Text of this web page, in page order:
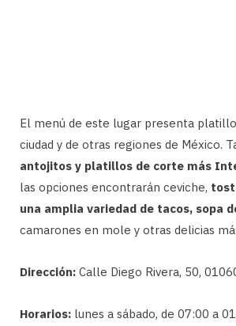
El menú de este lugar presenta
ciudad y de otras regiones de México.
antojitos y platillos de corte más
las opciones encontrarán ceviche,
una amplia variedad de tacos, sopa
camarones en mole y otras delicias
Dirección: Calle Diego Rivera, 50,
Horarios: lunes a sábado, de 07:00 a